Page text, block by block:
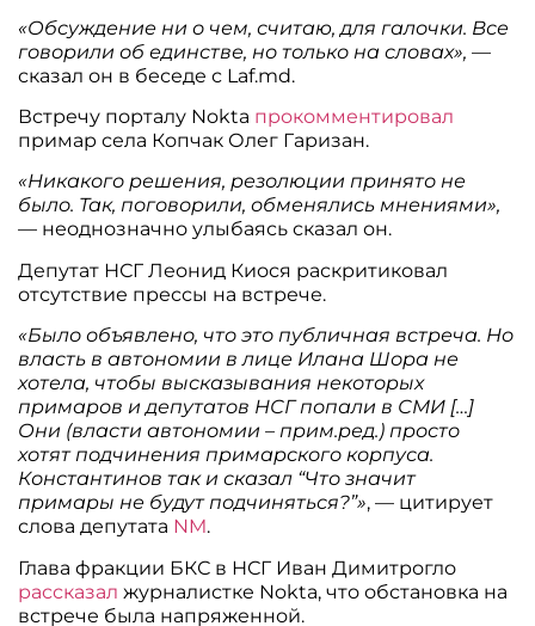
«Обсуждение ни о чем, считаю, для галочки. Все
говорили об единстве, но только на словах»,—
сказал он в беседе с Laf.md.
Встречу порталу Nokta прокомментировал
примар села Копчак Олег Гаризан.
«Никакого решения, резолюции принято не
было. Так, поговорили, обменялись мнениями»,
— неоднозначно улыбаясь сказал он.
Депутат НСГ Леонид Киося раскритиковал
отсутствие прессы на встрече.
«Было объявлено, что это публичная встреча. Но
власть в автономии в лице Илана Шора не
хотела, чтобы высказывания некоторых
примаров и депутатов НСГ попали в СМИ […]
Они (власти автономии – прим.ред.) просто
хотят подчинения примарского корпуса.
Константинов так и сказал “Что значит
примары не будут подчиняться?”», — цитирует
слова депутата NM.
Глава фракции БКС в НСГ Иван Димитрогло
рассказал журналистке Nokta, что обстановка на
встрече была напряженной.